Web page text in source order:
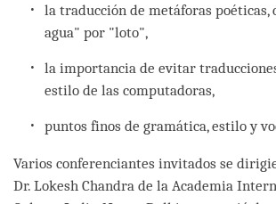
la traducción de metáforas poéticas,
agua" por "loto",
la importancia de evitar
estilo de las computadoras,
puntos finos de gramática, estilo y
Varios conferenciantes invitados se
Dr. Lokesh Chandra de la Academia